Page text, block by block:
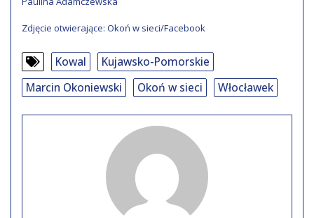
Zdjęcie otwierające: Okoń w sieci/Facebook
Kowal
Kujawsko-Pomorskie
Marcin Okoniewski
Okoń w sieci Włocławek